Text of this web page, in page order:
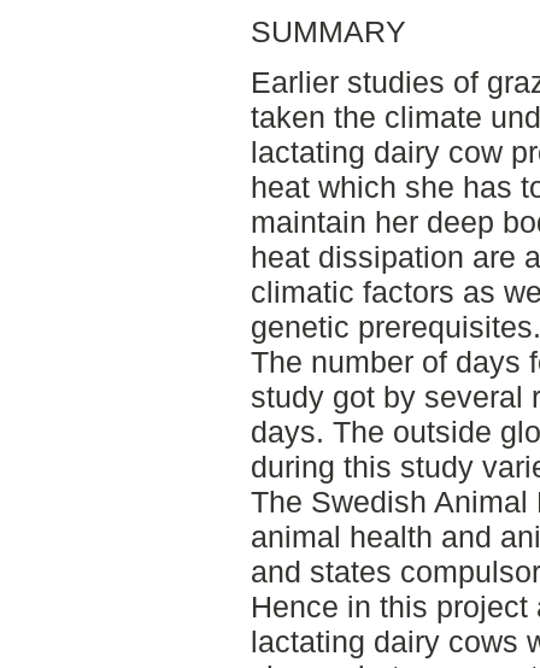
SUMMARY
Earlier studies of
taken the climate
lactating dairy cow
heat which she has
maintain her deep
heat dissipation are
climatic factors as
genetic prerequisites.
The number of days
study got by several
days. The outside
during this study
The Swedish
animal health and
and states
Hence in this
lactating dairy cows